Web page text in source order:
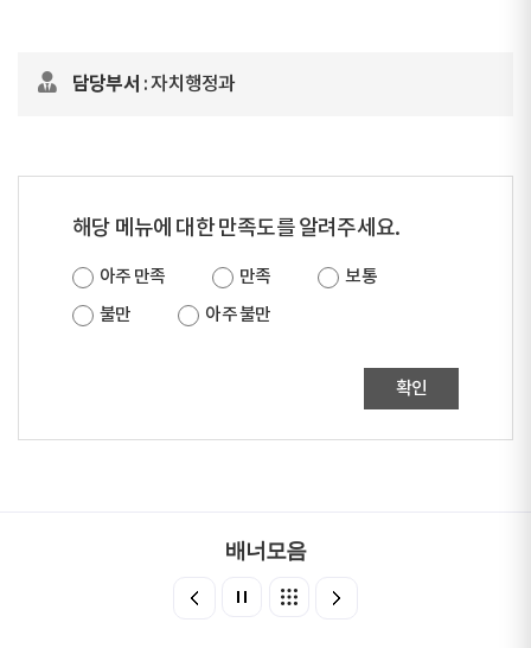
담당부서 : 자치행정과
해당 메뉴에 대한 만족도를 알려주세요.
아주 만족 만족
보통
불만
아주 불만
확인
배너모음